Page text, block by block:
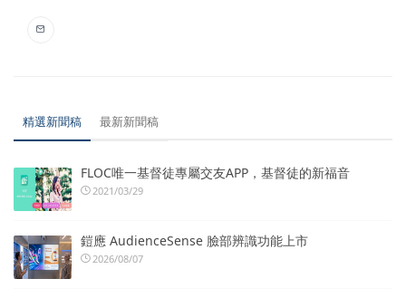
精選新聞稿 最新新聞稿
FLOC唯一基督徒專屬交友APP，基督徒的新福音
2021/03/29
鎧應 AudienceSense 臉部辨識功能上市
2026/08/07